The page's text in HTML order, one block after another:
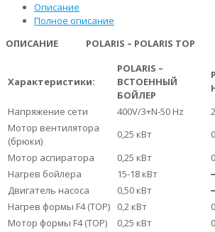
Описание
Полное описание
ОПИСАНИЕ POLARIS – POLARIS ТОР
Характеристики:
POLARIS –
ВСТОЕННЫЙ
БОЙЛЕР
Напряжение сети
400V/3+N-50 Hz
Мотор вентилятора
(брюки)
0,25 кВт
Мотор аспиратора
0,25 кВт
Нагрев бойлера
15-18 кВт
–
Двигатель насоса
0,50 кВт
–
Нагрев формы F4 (ТОР)
0,2 кВт
Мотор формы F4 (ТОР)
0,25 кВт